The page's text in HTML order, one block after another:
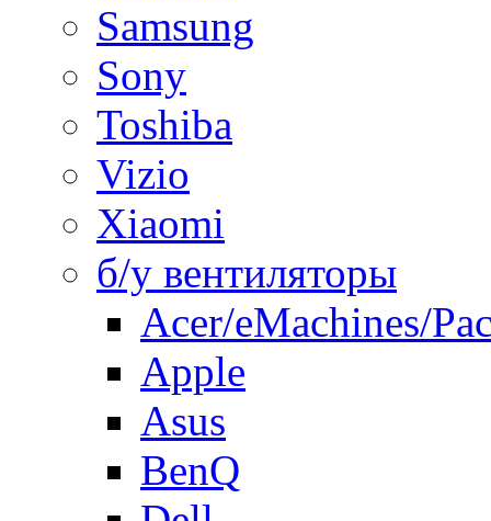
Samsung
Sony
Toshiba
Vizio
Xiaomi
б/у вентиляторы
Acer/eMachines/
Apple
Asus
BenQ